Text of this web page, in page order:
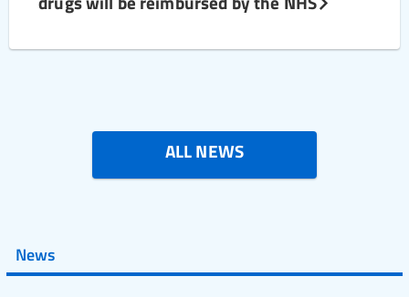
ALL NEWS
News